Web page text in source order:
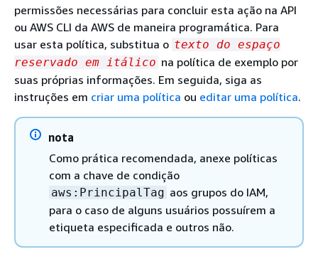
permissões necessárias para concluir esta ação na API
ou AWS CLI da AWS de maneira programática. Para
usar esta política, substitua o texto do espaço
reservado em itálico na política de exemplo por
suas próprias informações. Em seguida, siga as
instruções em criar uma política ou editar uma política.
nota
Como prática recomendada, anexe políticas
com a chave de condição
aws:PrincipalTag aos grupos do IAM,
para o caso de alguns usuários possuírem a
etiqueta especificada e outros não.